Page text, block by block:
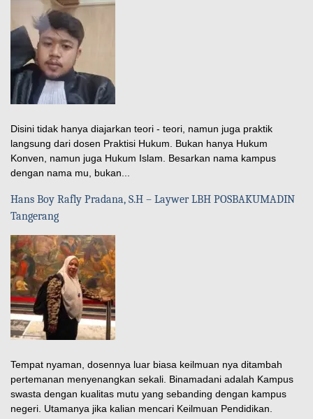
Disini tidak hanya diajarkan teori - teori, namun juga praktik
langsung dari dosen Praktisi Hukum. Bukan hanya Hukum
Konven, namun juga Hukum Islam. Besarkan nama kampus
dengan nama mu, bukan...
Hans Boy Rafly Pradana, S.H – Laywer LBH POSBAKUMADIN
Tangerang
Tempat nyaman, dosennya luar biasa keilmuan nya ditambah
pertemanan menyenangkan sekali. Binamadani adalah Kampus
swasta dengan kualitas mutu yang sebanding dengan kampus
negeri. Utamanya jika kalian mencari Keilmuan Pendidikan.